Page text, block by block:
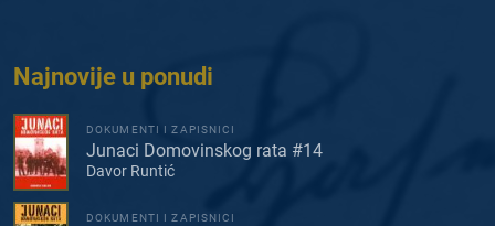
Najnovije u ponudi
DOKUMENTI I ZAPISNICI
Junaci Domovinskog rata #14
Davor Runtić
DOKUMENTI I ZAPISNICI